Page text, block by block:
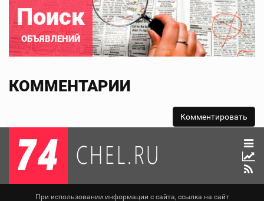
Поиск
ОБЪЯВЛЕНИЙ
КОММЕНТАРИИ
При использовании информации с сайта, ссылка на сайт